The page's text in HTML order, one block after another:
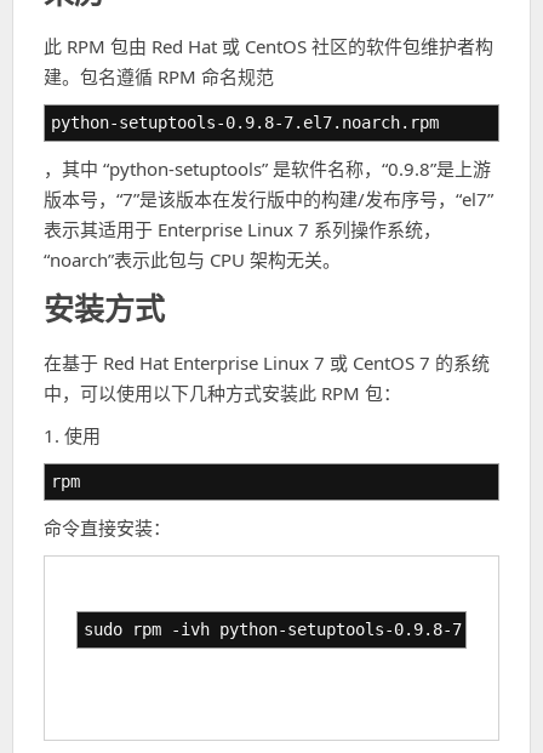
此 RPM 包由 Red Hat 或 CentOS 社区的软件包维护者构
建。包名遵循 RPM 命名规范
python-setuptools-0.9.8-7.el7.noarch.rpm
，其中 “python-setuptools” 是软件名称，“0.9.8”是上游
版本号，“7”是该版本在发行版中的构建/发布序号，“el7”
表示其适用于 Enterprise Linux 7 系列操作系统，
“noarch”表示此包与 CPU 架构无关。
安装方式
在基于 Red Hat Enterprise Linux 7 或 CentOS 7 的系统
中，可以使用以下几种方式安装此 RPM 包：
1. 使用
rpm
命令直接安装：
sudo rpm -ivh python-setuptools-0.9.8-